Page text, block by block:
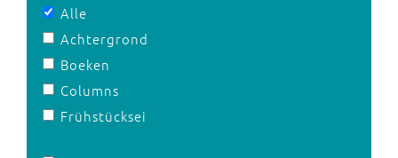
Alle
Achtergrond
Boeken
Columns
Frühstücksei